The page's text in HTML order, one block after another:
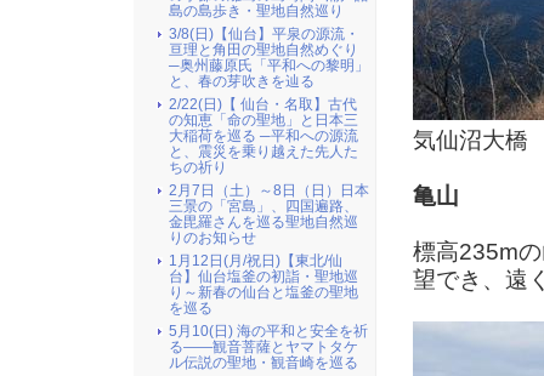
気仙沼大橋
亀山
標高235m
望でき、遠
島の島歩き・聖地自然巡り
3/8(日)【仙台】平泉の源流・
亘理と角田の聖地自然めぐり
─奥州藤原氏「平和への黎明」
と、春の芽吹きを辿る
2/22(日)【 仙台・名取】古代
の知恵「命の聖地」と日本三
大稲荷を巡る ─平和への源流
と、震災を乗り越えた先人た
ちの祈り
2月7日（土）～8日（日）日本
三景の「宮島」、四国遍路、
金毘羅さんを巡る聖地自然巡
りのお知らせ
1月12日(月/祝日)【東北/仙
台】仙台塩釜の初詣・聖地巡
り～新春の仙台と塩釜の聖地
を巡る
5月10(日) 海の平和と安全を祈
る――観音菩薩とヤマトタケ
ル伝説の聖地・観音崎を巡る